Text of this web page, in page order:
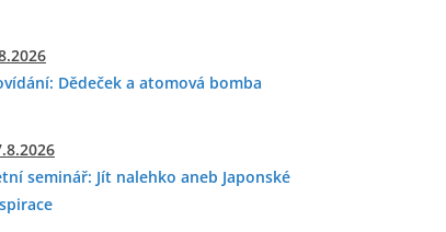
Dědeček a atomová bomba
seminář: Jít nalehko aneb Japonské